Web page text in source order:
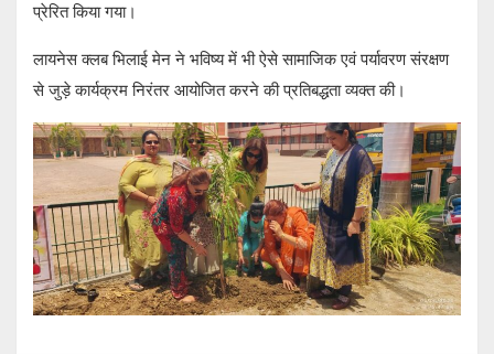
प्रेरित किया गया।
लायनेस क्लब भिलाई मेन ने भविष्य में भी ऐसे सामाजिक एवं पर्यावरण संरक्षण
से जुड़े कार्यक्रम निरंतर आयोजित करने की प्रतिबद्धता व्यक्त की।